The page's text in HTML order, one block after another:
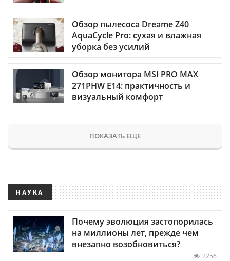
Обзор пылесоса Dreame Z40
AquaCycle Pro: сухая и влажная
уборка без усилий
Обзор монитора MSI PRO MAX
271PHW E14: практичность и
визуальный комфорт
ПОКАЗАТЬ ЕЩЕ
НАУКА
Почему эволюция застопорилась
на миллионы лет, прежде чем
внезапно возобновиться?
2256